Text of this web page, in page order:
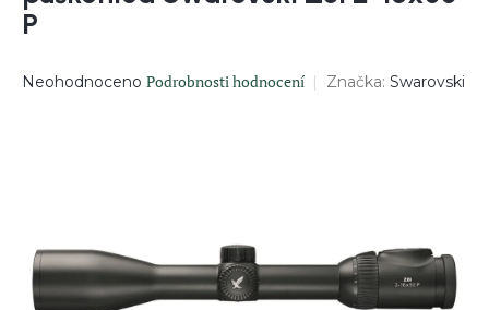
P
Průměrné
Neohodnoceno Podrobnosti hodnocení Značka: Swarovski